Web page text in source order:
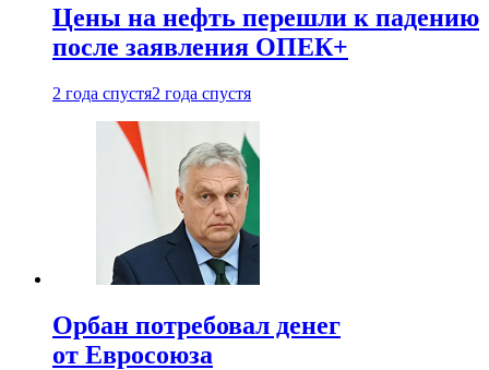
Цены на нефть перешли к падению
после заявления ОПЕК+
2 года спустя2 года спустя
Орбан потребовал денег
от Евросоюза